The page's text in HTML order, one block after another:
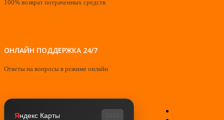
100% возврат потраченных средств
ОНЛАЙН ПОДДЕРЖКА 24/7
Ответы на вопросы в режиме онлайн
Яндекс Карты